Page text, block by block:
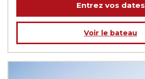
Entrez vos dates
Voir le bateau